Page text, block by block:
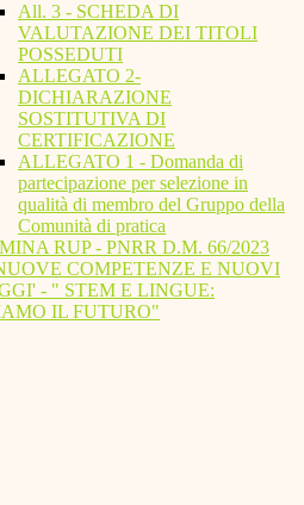
All. 3 - SCHEDA DI
VALUTAZIONE DEI TITOLI
POSSEDUTI
ALLEGATO 2-
DICHIARAZIONE
SOSTITUTIVA DI
CERTIFICAZIONE
ALLEGATO 1 - Domanda di
partecipazione per selezione in
qualità di membro del Gruppo della
Comunità di pratica
RUP - PNRR D.M. 66/2023
COMPETENZE E NUOVI
- " STEM E LINGUE:
IL FUTURO"